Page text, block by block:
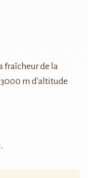
fraîcheur de la
m d’altitude
.